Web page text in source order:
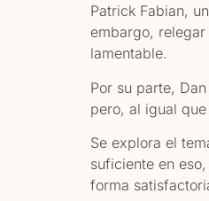
Patrick Fabian,
embargo,
lamentable.
Por su parte,
pero, al igual
Se explora el
suficiente en
forma